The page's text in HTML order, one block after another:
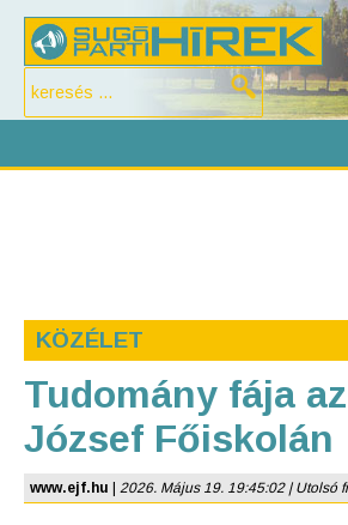
KÖZÉLET
Tudomány fája
József Főiskolán
www.ejf.hu 2026. Május 19. 19:45:02 | Utolsó